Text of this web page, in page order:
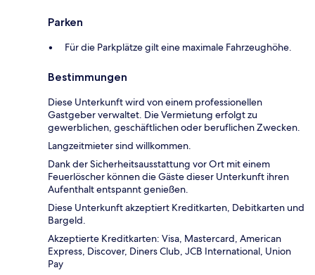
Parken
Für die Parkplätze gilt eine maximale Fahrzeughöhe.
Bestimmungen
Diese Unterkunft wird von einem professionellen
Gastgeber verwaltet. Die Vermietung erfolgt zu
gewerblichen, geschäftlichen oder beruflichen Zwecken.
Langzeitmieter sind willkommen.
Dank der Sicherheitsausstattung vor Ort mit einem
Feuerlöscher können die Gäste dieser Unterkunft ihren
Aufenthalt entspannt genießen.
Diese Unterkunft akzeptiert Kreditkarten, Debitkarten und
Bargeld.
Akzeptierte Kreditkarten: Visa, Mastercard, American
Express, Discover, Diners Club, JCB International, Union
Pay